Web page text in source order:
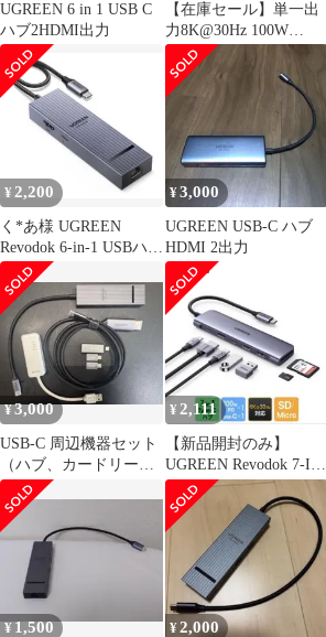
UGREEN 6 in 1 USB C
ハブ2HDMI出力
【在庫セール】単一出
力8K@30Hz 100W
4K@60Hz PD急速充電
ドッキングステーショ
ン 5Gbps高速データ転
送 2*HDMI出力
MacBook Cハブ M1/M2
USB XPS 1 ThinkPad in
iPad 6 Pro/Airに対応
¥ 2,200
く*あ様 UGREEN
Revodok 6-in-1 USBハブ
本体
¥3,000
UGREEN USB-C ハブ
HDMI 2出力
¥3,000
USB-C 周辺機器セット
（ハブ、カードリーダ
ー、有線LAN）
¥ 2,111
【新品開封のみ】
UGREEN Revodok 7-IN-
1 USB-C ハブ
¥1,500 ¥2,000